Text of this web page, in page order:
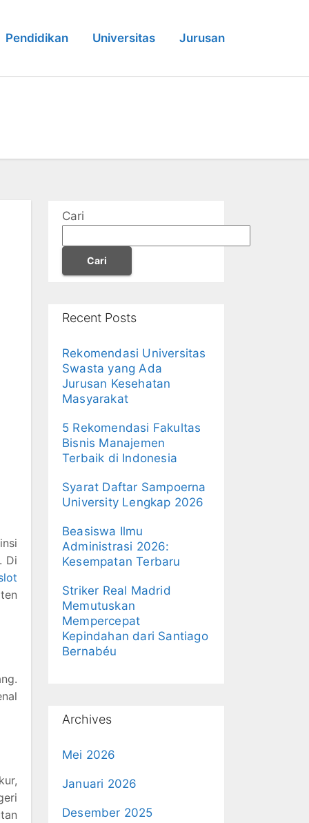
Pendidikan Universitas Jurusan
Di
Cari
Cari
Recent Posts
Rekomendasi Universitas
Swasta yang Ada
Jurusan Kesehatan
Masyarakat
5 Rekomendasi Fakultas
Bisnis Manajemen
Terbaik di Indonesia
Syarat Daftar Sampoerna
University Lengkap 2026
Beasiswa Ilmu
Administrasi 2026:
Kesempatan Terbaru
Striker Real Madrid
Memutuskan
Mempercepat
Kepindahan dari Santiago
Bernabéu
Archives
Mei 2026
Januari 2026
Desember 2025